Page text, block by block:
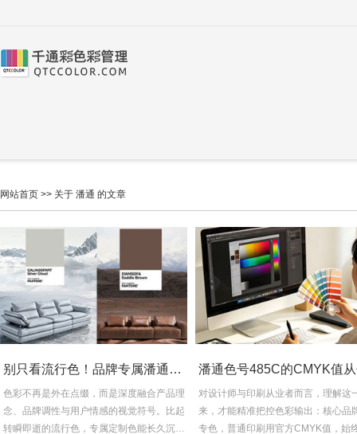
网站首页 >> 关于 潘通 的文章
别只看流行色！品牌专属潘通色才是高级玩法
色彩不再是外在点缀，而是深度融合产品理
念、品牌调性与用户情感的视觉符号。比起
转瞬即逝的流行色，专属定制色能长久沉淀
对设计师与印刷从业者而言，理解这
来，才能精准把控色彩输出：核心品
专色，普通印刷用官方CMYK值，始